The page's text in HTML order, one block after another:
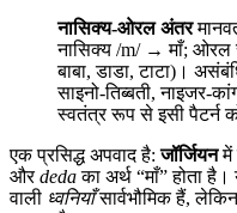
नासिक्य-ओरल अंतर
नासिक्य /m/ → माँ; ओरल
बाबा, डाडा, टाटा)।
साइनो-तिब्बती, नाइजर-
स्वतंत्र रूप से इसी पैटर्न
एक प्रसिद्ध अपवाद है:जॉर्जियनमें
औरdedaका अर्थ “माँ” होता
वाली ध्वनियाँसार्वभौमिक हैं,